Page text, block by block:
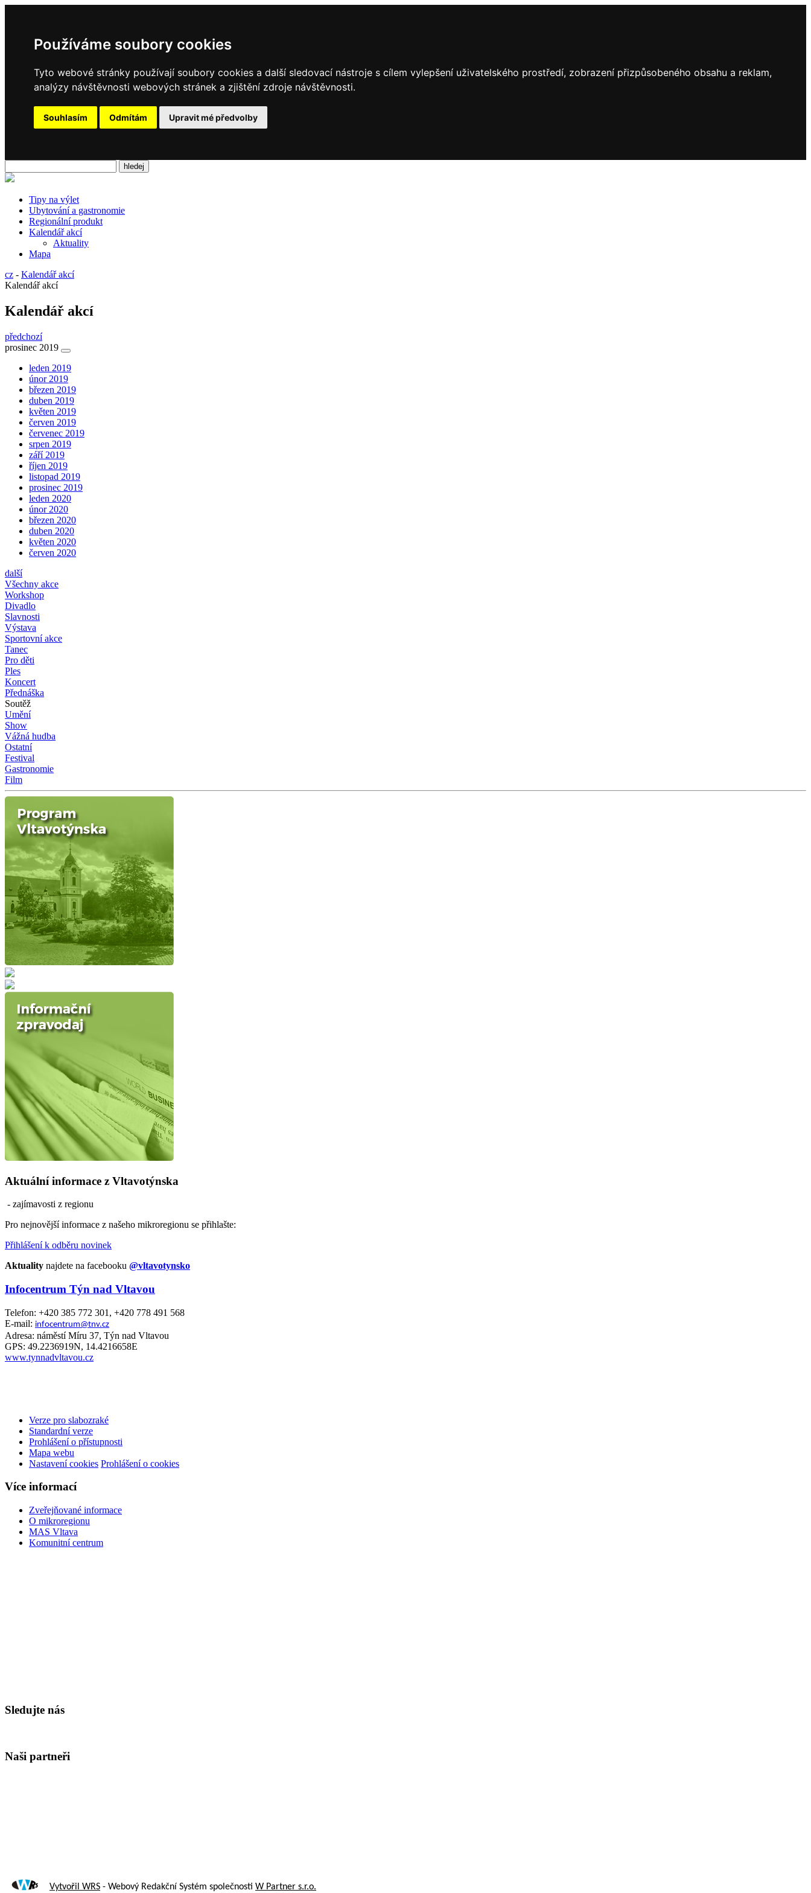
Používáme soubory cookies
Tyto webové stránky používají soubory cookies a další sledovací nástroje s cílem vylepšení uživatelského prostředí, zobrazení přizpůsobeného obsahu a reklam,
analýzy návštěvnosti webových stránek a zjištění zdroje návštěvnosti.
Souhlasím Odmítám Upravit mé předvolby
Tipy na výlet
Ubytování a gastronomie
Regionální produkt
Kalendář akcí
Aktuality
Mapa
cz - Kalendář akcí
Kalendář akcí
Kalendář akcí
předchozí
prosinec 2019
leden 2019
únor 2019
březen 2019
duben 2019
květen 2019
červen 2019
červenec 2019
srpen 2019
září 2019
říjen 2019
listopad 2019
prosinec 2019
leden 2020
únor 2020
březen 2020
duben 2020
květen 2020
červen 2020
další
Všechny akce
Workshop
Divadlo
Slavnosti
Výstava
Sportovní akce
Tanec
Pro děti
Ples
Koncert
Přednáška
Soutěž
Umění
Show
Vážná hudba
Ostatní
Festival
Gastronomie
Film
Aktuální informace z Vltavotýnska
- zajímavosti z regionu
Pro nejnovější informace z našeho mikroregionu se přihlašte:
Přihlášení k odběru novinek
Aktuality najdete na facebooku @vltavotynsko
Infocentrum Týn nad Vltavou
Telefon: +420 385 772 301, +420 778 491 568
E-mail: infocentrum@tnv.cz
Adresa: náměstí Míru 37, Týn nad Vltavou
GPS: 49.2236919N, 14.4216658E
www.tynnadvltavou.cz
Verze pro slabozraké
Standardní verze
Prohlášení o přístupnosti
Mapa webu
Nastavení cookies Prohlášení o cookies
Více informací
Zveřejňované informace
O mikroregionu
MAS Vltava
Komunitní centrum
Sledujte nás
Naši partneři
Vytvořil WRS - Webový Redakční Systém společnosti W Partner s.r.o.